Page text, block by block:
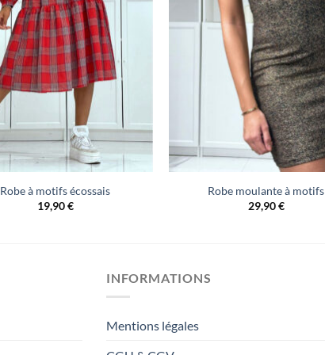
Robe à motifs écossais
19,90€
Robe moulante à motifs
29,90€
INFORMATIONS
Mentions légales